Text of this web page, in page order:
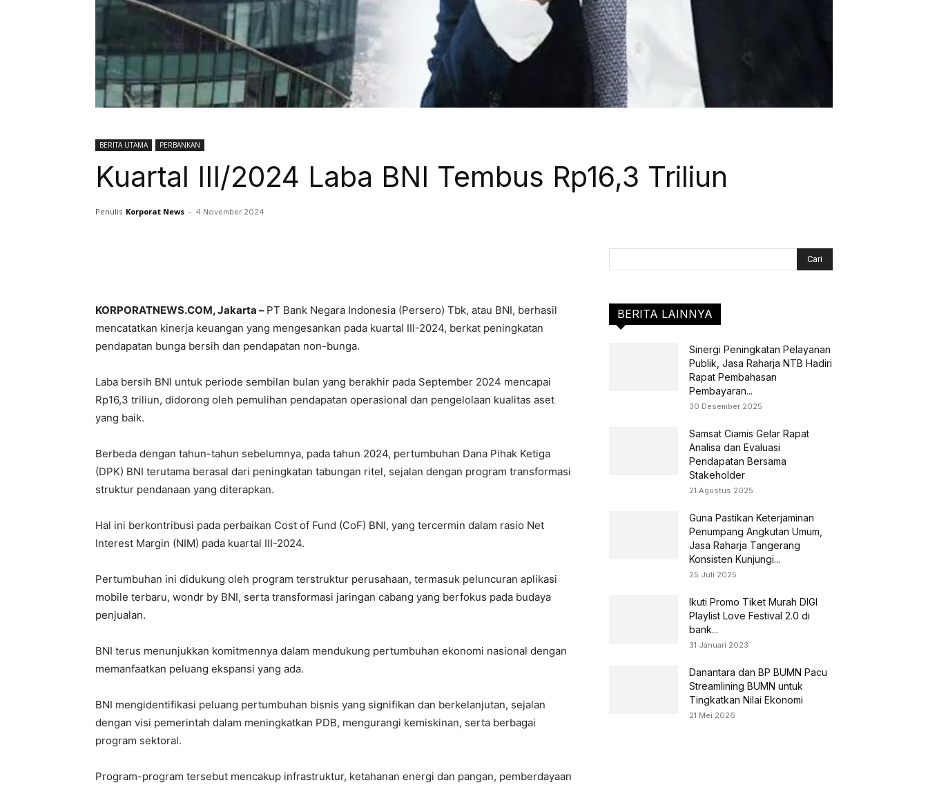
BERITA UTAMA PERBANKAN
Kuartal III/2024 Laba BNI Tembus Rp16,3 Triliun
Penulis Korporat News - 4 November 2024
KORPORATNEWS.COM, Jakarta – PT Bank Negara Indonesia (Persero) Tbk, atau BNI, berhasil
mencatatkan kinerja keuangan yang mengesankan pada kuartal III-2024, berkat peningkatan
pendapatan bunga bersih dan pendapatan non-bunga.
Laba bersih BNI untuk periode sembilan bulan yang berakhir pada September 2024 mencapai
Rp16,3 triliun, didorong oleh pemulihan pendapatan operasional dan pengelolaan kualitas aset
yang baik.
Berbeda dengan tahun-tahun sebelumnya, pada tahun 2024, pertumbuhan Dana Pihak Ketiga
(DPK) BNI terutama berasal dari peningkatan tabungan ritel, sejalan dengan program transformasi
struktur pendanaan yang diterapkan.
Hal ini berkontribusi pada perbaikan Cost of Fund (CoF) BNI, yang tercermin dalam rasio Net
Interest Margin (NIM) pada kuartal III-2024.
Pertumbuhan ini didukung oleh program terstruktur perusahaan, termasuk peluncuran aplikasi
mobile terbaru, wondr by BNI, serta transformasi jaringan cabang yang berfokus pada budaya
penjualan.
BNI terus menunjukkan komitmennya dalam mendukung pertumbuhan ekonomi nasional dengan
memanfaatkan peluang ekspansi yang ada.
BNI mengidentifikasi peluang pertumbuhan bisnis yang signifikan dan berkelanjutan, sejalan
dengan visi pemerintah dalam meningkatkan PDB, mengurangi kemiskinan, serta berbagai
program sektoral.
Program-program tersebut mencakup infrastruktur, ketahanan energi dan pangan, pemberdayaan
BERITA LAINNYA
Sinergi Peningkatan Pelayanan
Publik, Jasa Raharja NTB Hadiri
Rapat Pembahasan
Pembayaran...
30 Desember 2025
Samsat Ciamis Gelar Rapat
Analisa dan Evaluasi
Pendapatan Bersama
Stakeholder
21 Agustus 2025
Guna Pastikan Keterjaminan
Penumpang Angkutan Umum,
Jasa Raharja Tangerang
Konsisten Kunjungi...
25 Juli 2025
Ikuti Promo Tiket Murah DIGI
Playlist Love Festival 2.0 di
bank...
31 Januari 2023
Danantara dan BP BUMN Pacu
Streamlining BUMN untuk
Tingkatkan Nilai Ekonomi
21 Mei 2026